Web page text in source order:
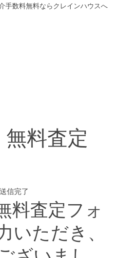
手数料無料ならクレインハウスへ
料査定
信完了
料査定フォ
いただき、